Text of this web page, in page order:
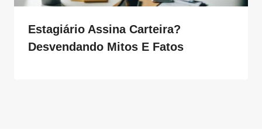
Estagiário Assina Carteira?
Desvendando Mitos E Fatos